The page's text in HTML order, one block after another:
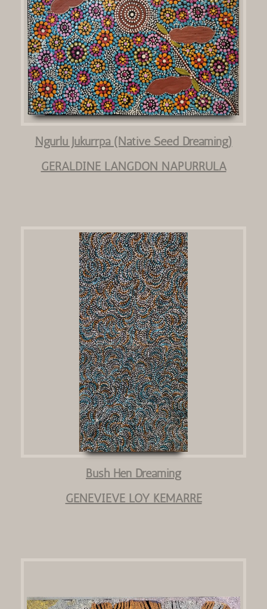
Ngurlu Jukurrpa (Native Seed Dreaming)
GERALDINE LANGDON NAPURRULA
Bush Hen Dreaming
GENEVIEVE LOY KEMARRE